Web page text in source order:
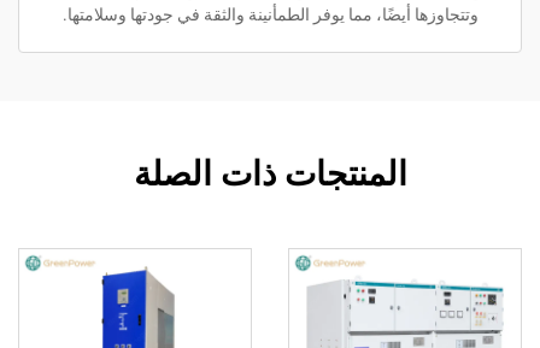
وتتجاوزها أيضًا، مما يوفر الطمأنينة والثقة في جودتها وسلامتها.
المنتجات ذات الصلة